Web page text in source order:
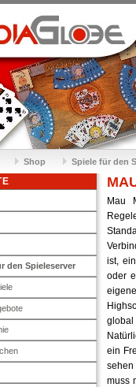
Shop Spiele für den
den Spieleserver
Mau
ist,
oder
ein
sehen
muss